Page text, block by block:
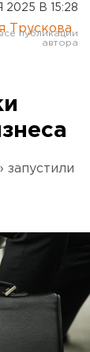
2025 В 15:28
Трускова
запустили